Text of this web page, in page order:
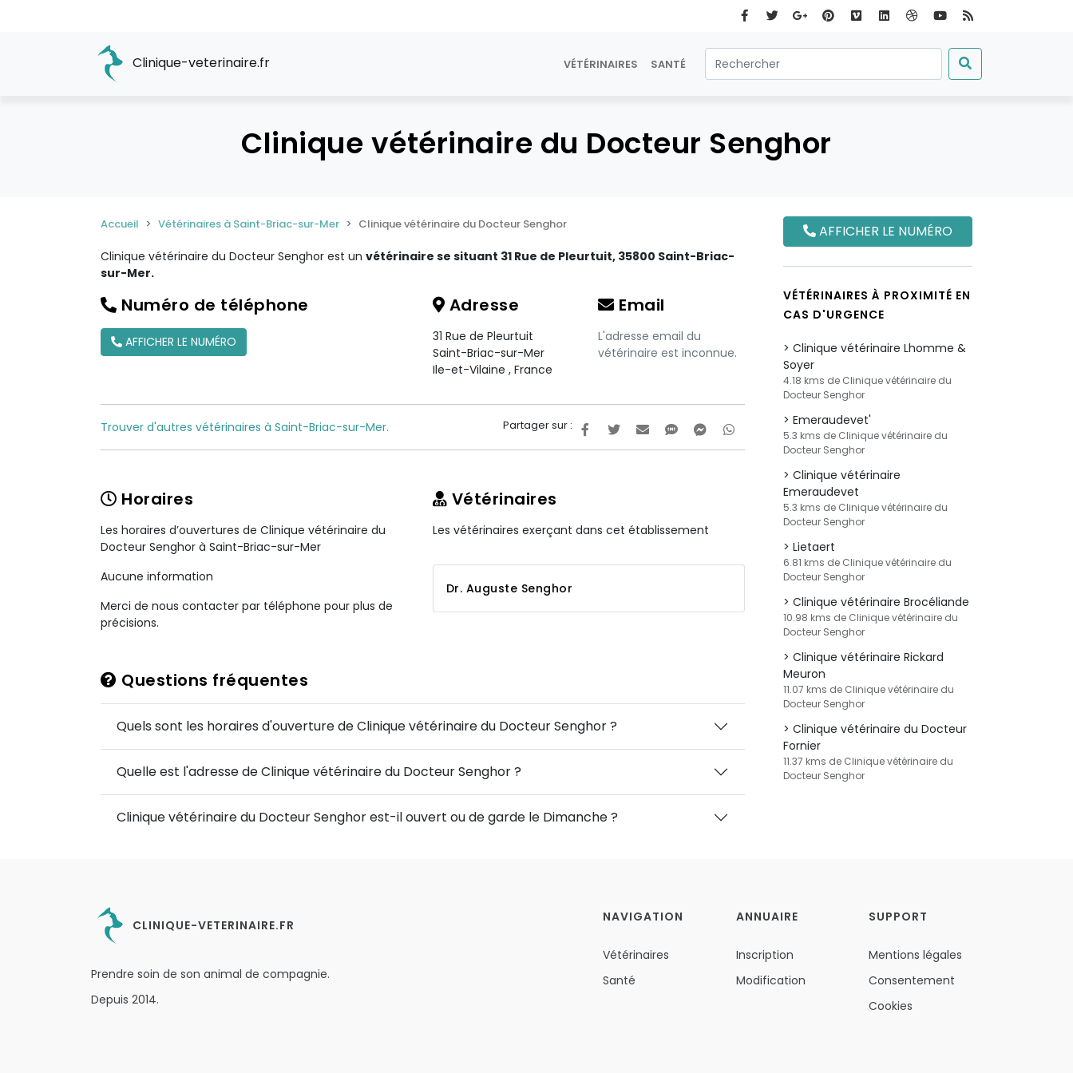
Clinique-veterinaire.fr VÉTÉRINAIRES SANTÉ
Clinique vétérinaire du Docteur Senghor
Accueil Vétérinaires à Saint-Briac-sur-Mer Clinique vétérinaire du Docteur Senghor
Clinique vétérinaire du Docteur Senghor est un vétérinaire se situant 31 Rue de Pleurtuit, 35800 Saint-Briac-
sur-Mer.
Numéro de téléphone
AFFICHER LE NUMÉRO
Adresse
31 Rue de Pleurtuit
Saint-Briac-sur-Mer
Ile-et-Vilaine , France
Email
L'adresse email du
vétérinaire est inconnue.
Partager sur :
Trouver d'autres vétérinaires à Saint-Briac-sur-Mer.
Horaires
Les horaires d’ouvertures de Clinique vétérinaire du
Docteur Senghor à Saint-Briac-sur-Mer
Aucune information
Merci de nous contacter par téléphone pour plus de
précisions.
Vétérinaires
Les vétérinaires exerçant dans cet établissement
Dr. Auguste Senghor
Questions fréquentes
Quels sont les horaires d'ouverture de Clinique vétérinaire du Docteur Senghor ?
Quelle est l'adresse de Clinique vétérinaire du Docteur Senghor ?
Clinique vétérinaire du Docteur Senghor est-il ouvert ou de garde le Dimanche ?
AFFICHER LE NUMÉRO
VÉTÉRINAIRES À PROXIMITÉ EN
CAS D'URGENCE
Clinique vétérinaire Lhomme &
Soyer
4.18 kms de Clinique vétérinaire du
Docteur Senghor
Emeraudevet'
5.3 kms de Clinique vétérinaire du
Docteur Senghor
Clinique vétérinaire
Emeraudevet
5.3 kms de Clinique vétérinaire du
Docteur Senghor
Lietaert
6.81 kms de Clinique vétérinaire du
Docteur Senghor
Clinique vétérinaire Brocéliande
10.98 kms de Clinique vétérinaire du
Docteur Senghor
Clinique vétérinaire Rickard
Meuron
11.07 kms de Clinique vétérinaire du
Docteur Senghor
Clinique vétérinaire du Docteur
Fornier
11.37 kms de Clinique vétérinaire du
Docteur Senghor
CLINIQUE-VETERINAIRE.FR
Prendre soin de son animal de compagnie.
Depuis 2014.
NAVIGATION
Vétérinaires
Santé
ANNUAIRE
Inscription
Modification
SUPPORT
Mentions légales
Consentement
Cookies